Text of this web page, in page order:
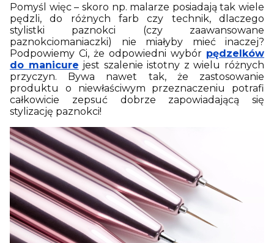
Pomyśl więc – skoro np. malarze posiadają tak wiele
pędzli, do różnych farb czy technik, dlaczego
stylistki paznokci (czy zaawansowane
paznokciomaniaczki) nie miałyby mieć inaczej?
Podpowiemy Ci, że odpowiedni wybór pędzelków
do manicure jest szalenie istotny z wielu różnych
przyczyn. Bywa nawet tak, że zastosowanie
produktu o niewłaściwym przeznaczeniu potrafi
całkowicie zepsuć dobrze zapowiadającą się
stylizację paznokci!